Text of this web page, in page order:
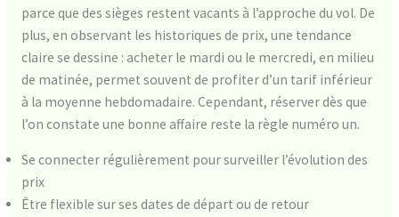
parce que des sièges restent vacants à l’approche du vol. De
plus, en observant les historiques de prix, une tendance
claire se dessine : acheter le mardi ou le mercredi, en milieu
de matinée, permet souvent de profiter d’un tarif inférieur
à la moyenne hebdomadaire. Cependant, réserver dès que
l’on constate une bonne affaire reste la règle numéro un.
Se connecter régulièrement pour surveiller l’évolution des
prix
Être flexible sur ses dates de départ ou de retour